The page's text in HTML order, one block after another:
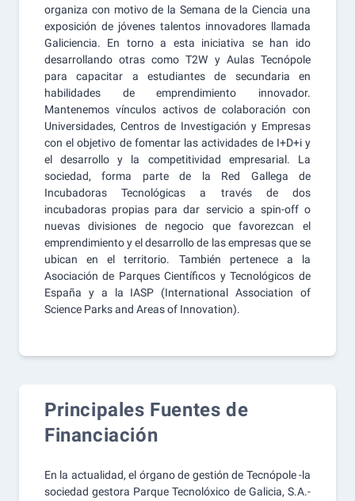
organiza con motivo de la Semana de la Ciencia una
exposición de jóvenes talentos innovadores llamada
Galiciencia. En torno a esta iniciativa se han ido
desarrollando otras como T2W y Aulas Tecnópole
para capacitar a estudiantes de secundaria en
habilidades de emprendimiento innovador.
Mantenemos vínculos activos de colaboración con
Universidades, Centros de Investigación y Empresas
con el objetivo de fomentar las actividades de I+D+i y
el desarrollo y la competitividad empresarial. La
sociedad, forma parte de la Red Gallega de
Incubadoras Tecnológicas a través de dos
incubadoras propias para dar servicio a spin-off o
nuevas divisiones de negocio que favorezcan el
emprendimiento y el desarrollo de las empresas que se
ubican en el territorio. También pertenece a la
Asociación de Parques Científicos y Tecnológicos de
España y a la IASP (International Association of
Science Parks and Areas of Innovation).
Principales Fuentes de
Financiación
En la actualidad, el órgano de gestión de Tecnópole -la
sociedad gestora Parque Tecnolóxico de Galicia, S.A.-